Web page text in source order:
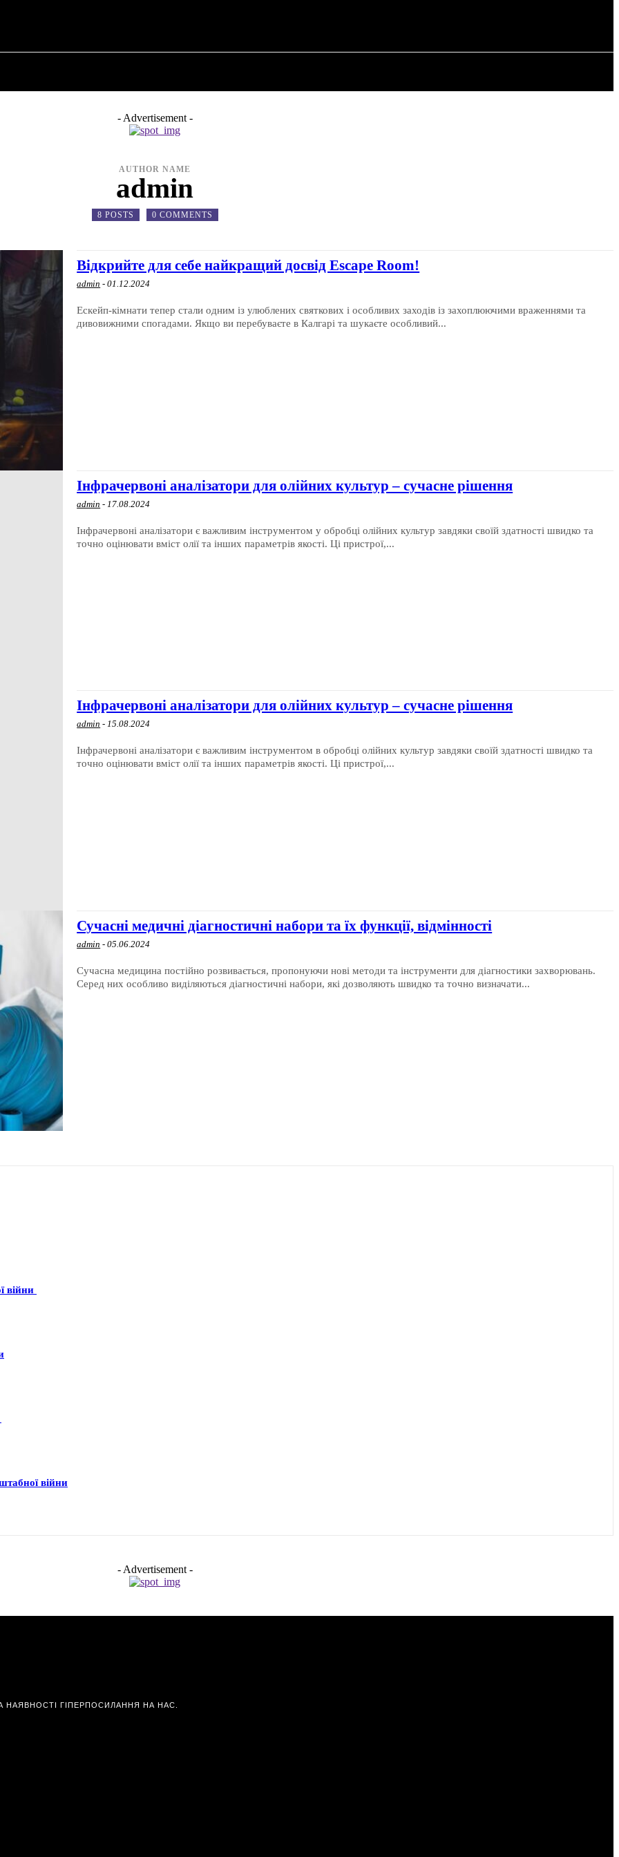
- Advertisement -
AUTHOR NAME
admin
8 POSTS 0 COMMENTS
Відкрийте для себе найкращий досвід Escape Room!
admin - 01.12.2024
Ескейп-кімнати тепер стали одним із улюблених святкових і особливих заходів із захоплюючими враженнями та
дивовижними спогадами. Якщо ви перебуваєте в Калгарі та шукаєте особливий...
Інфрачервоні аналізатори для олійних культур – сучасне рішення
admin - 17.08.2024
Інфрачервоні аналізатори є важливим інструментом у обробці олійних культур завдяки своїй здатності швидко та
точно оцінювати вміст олії та інших параметрів якості. Ці пристрої,...
Інфрачервоні аналізатори для олійних культур – сучасне рішення
admin - 15.08.2024
Інфрачервоні аналізатори є важливим інструментом в обробці олійних культур завдяки своїй здатності швидко та
точно оцінювати вміст олії та інших параметрів якості. Ці пристрої,...
Сучасні медичні діагностичні набори та їх функції, відмінності
admin - 05.06.2024
Сучасна медицина постійно розвивається, пропонуючи нові методи та інструменти для діагностики захворювань.
Серед них особливо виділяються діагностичні набори, які дозволяють швидко та точно визначати...
війни
війни
- Advertisement -
НАЯВНОСТІ ГІПЕРПОСИЛАННЯ НА НАС.